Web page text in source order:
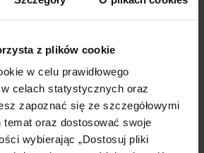
z plików cookie
w celu prawidłowego
celach statystycznych oraz
zapoznać się ze szczegółowymi
temat oraz dostosować swoje
wybierając „Dostosuj pliki